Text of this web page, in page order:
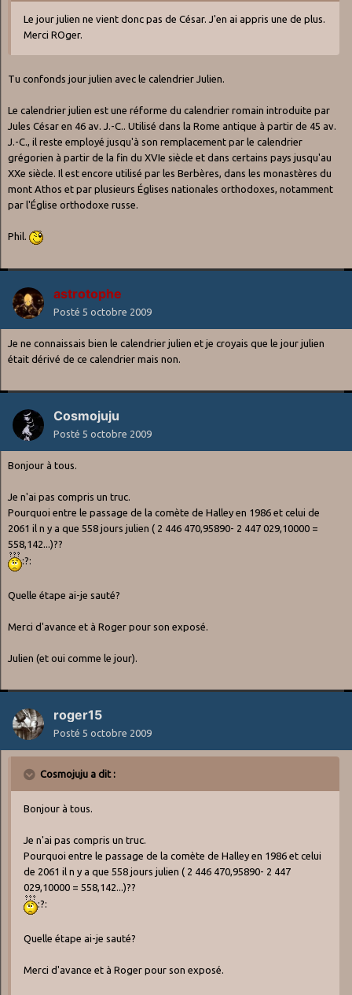
Le jour julien ne vient donc pas de César. J'en ai appris une de plus.
Merci ROger.
Tu confonds jour julien avec le calendrier Julien.
Le calendrier julien est une réforme du calendrier romain introduite par
Jules César en 46 av. J.-C.. Utilisé dans la Rome antique à partir de 45 av.
J.-C., il reste employé jusqu'à son remplacement par le calendrier
grégorien à partir de la fin du XVIe siècle et dans certains pays jusqu'au
XXe siècle. Il est encore utilisé par les Berbères, dans les monastères du
mont Athos et par plusieurs Églises nationales orthodoxes, notamment
par l'Église orthodoxe russe.
Phil.
astrotophe
Posté 5 octobre 2009
Je ne connaissais bien le calendrier julien et je croyais que le jour julien
était dérivé de ce calendrier mais non.
Cosmojuju
Posté 5 octobre 2009
Bonjour à tous.
Je n'ai pas compris un truc.
Pourquoi entre le passage de la comète de Halley en 1986 et celui de
2061 il n y a que 558 jours julien ( 2 446 470,95890- 2 447 029,10000 =
558,142...)??
:?:
Quelle étape ai-je sauté?
Merci d'avance et à Roger pour son exposé.
Julien (et oui comme le jour).
roger15
Posté 5 octobre 2009
Cosmojuju a dit :
Bonjour à tous.
Je n'ai pas compris un truc.
Pourquoi entre le passage de la comète de Halley en 1986 et celui
de 2061 il n y a que 558 jours julien ( 2 446 470,95890- 2 447
029,10000 = 558,142...)??
:?:
Quelle étape ai-je sauté?
Merci d'avance et à Roger pour son exposé.